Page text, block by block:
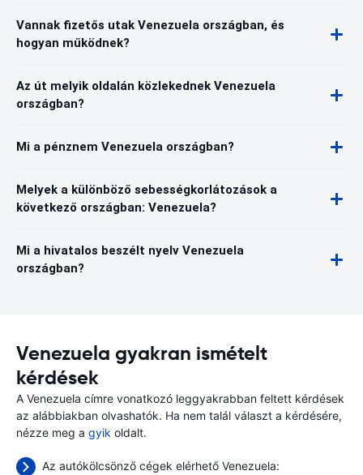
Vannak fizetős utak Venezuela országban, és
hogyan működnek?
Az út melyik oldalán közlekednek Venezuela
országban?
Mi a pénznem Venezuela országban?
Melyek a különböző sebességkorlátozások a
következő országban: Venezuela?
Mi a hivatalos beszélt nyelv Venezuela
országban?
Venezuela gyakran ismételt
kérdések
A Venezuela címre vonatkozó leggyakrabban feltett kérdések
az alábbiakban olvashatók. Ha nem talál választ a kérdésére,
nézze meg a gyik oldalt.
Az autókölcsönző cégek elérhető Venezuela: